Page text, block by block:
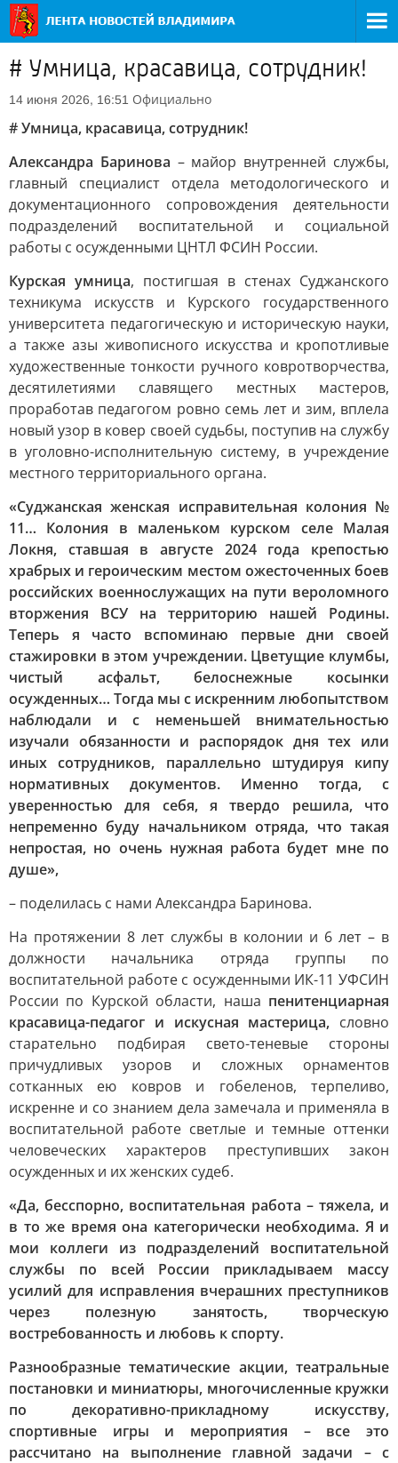
# Умница, красавица, сотрудник!
14 июня 2026, 16:51 Официально
# Умница, красавица, сотрудник!
Александра Баринова – майор внутренней службы,
главный специалист отдела методологического и
документационного сопровождения деятельности
подразделений воспитательной и социальной
работы с осужденными ЦНТЛ ФСИН России.
Курская умница, постигшая в стенах Суджанского
техникума искусств и Курского государственного
университета педагогическую и историческую науки,
а также азы живописного искусства и кропотливые
художественные тонкости ручного ковротворчества,
десятилетиями славящего местных мастеров,
проработав педагогом ровно семь лет и зим, вплела
новый узор в ковер своей судьбы, поступив на службу
в уголовно-исполнительную систему, в учреждение
местного территориального органа.
«Суджанская женская исправительная колония №
11… Колония в маленьком курском селе Малая
Локня, ставшая в августе 2024 года крепостью
храбрых и героическим местом ожесточенных боев
российских военнослужащих на пути вероломного
вторжения ВСУ на территорию нашей Родины.
Теперь я часто вспоминаю первые дни своей
стажировки в этом учреждении. Цветущие клумбы,
чистый асфальт, белоснежные косынки
осужденных… Тогда мы с искренним любопытством
наблюдали и с неменьшей внимательностью
изучали обязанности и распорядок дня тех или
иных сотрудников, параллельно штудируя кипу
нормативных документов. Именно тогда, с
уверенностью для себя, я твердо решила, что
непременно буду начальником отряда, что такая
непростая, но очень нужная работа будет мне по
душе»,
– поделилась с нами Александра Баринова.
На протяжении 8 лет службы в колонии и 6 лет – в
должности начальника отряда группы по
воспитательной работе с осужденными ИК-11 УФСИН
России по Курской области, наша пенитенциарная
красавица-педагог и искусная мастерица, словно
старательно подбирая свето-теневые стороны
причудливых узоров и сложных орнаментов
сотканных ею ковров и гобеленов, терпеливо,
искренне и со знанием дела замечала и применяла в
воспитательной работе светлые и темные оттенки
человеческих характеров преступивших закон
осужденных и их женских судеб.
«Да, бесспорно, воспитательная работа – тяжела, и
в то же время она категорически необходима. Я и
мои коллеги из подразделений воспитательной
службы по всей России прикладываем массу
усилий для исправления вчерашних преступников
через полезную занятость, творческую
востребованность и любовь к спорту.
Разнообразные тематические акции, театральные
постановки и миниатюры, многочисленные кружки
по декоративно-прикладному искусству,
спортивные игры и мероприятия – все это
рассчитано на выполнение главной задачи – с